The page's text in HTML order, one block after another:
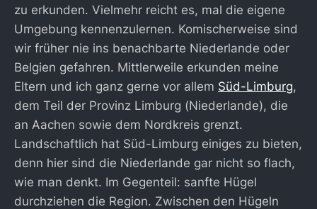
zu erkunden. Vielmehr reicht es, mal die eigene
Umgebung kennenzulernen. Komischerweise sind
wir früher nie ins benachbarte Niederlande oder
Belgien gefahren. Mittlerweile erkunden meine
Eltern und ich ganz gerne vor allem Süd-Limburg,
dem Teil der Provinz Limburg (Niederlande), die
an Aachen sowie dem Nordkreis grenzt.
Landschaftlich hat Süd-Limburg einiges zu bieten,
denn hier sind die Niederlande gar nicht so flach,
wie man denkt. Im Gegenteil: sanfte Hügel
durchziehen die Region. Zwischen den Hügeln